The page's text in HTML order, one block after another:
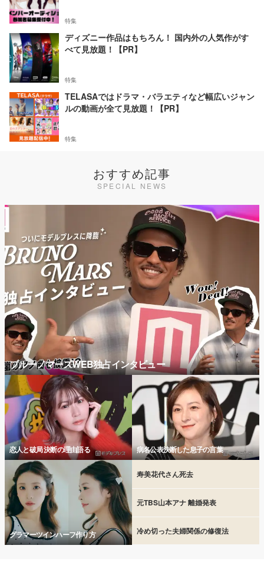
特集
ディズニー作品はもちろん！ 国内外の人気作がす
べて見放題！【PR】
特集
TELASAではドラマ・バラエティなど幅広いジャン
ルの動画が全て見放題！【PR】
特集
おすすめ記事
SPECIAL NEWS
ブルーノマーズWEB独占インタビュー
恋人と破局 決断の理由語る 病名公表決断した息子の言葉
グラマーツインハーフ作り方
寿美花代さん死去
元TBS山本アナ 離婚発表
冷め切った夫婦関係の修復法